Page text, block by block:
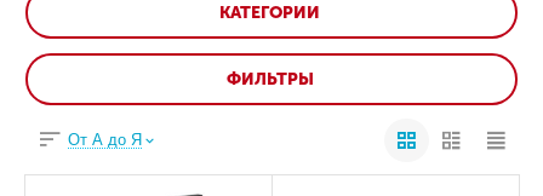
КАТЕГОРИИ
ФИЛЬТРЫ
От А до Я